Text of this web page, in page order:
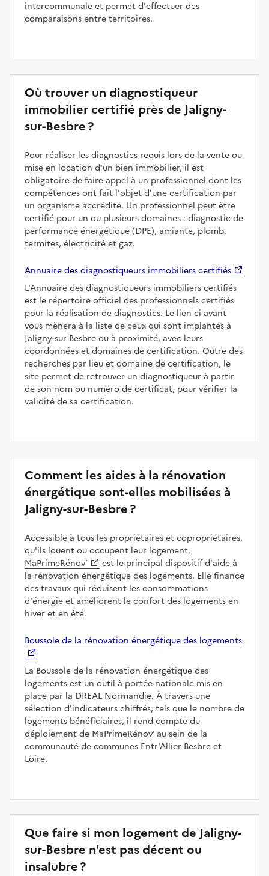
intercommunale et permet d'effectuer des
comparaisons entre territoires.
Où trouver un diagnostiqueur
immobilier certifié près de Jaligny-
sur-Besbre ?
Pour réaliser les diagnostics requis lors de la vente ou
mise en location d'un bien immobilier, il est
obligatoire de faire appel à un professionnel dont les
compétences ont fait l'objet d'une certification par
un organisme accrédité. Un professionnel peut être
certifié pour un ou plusieurs domaines : diagnostic de
performance énergétique (DPE), amiante, plomb,
termites, électricité et gaz.
Annuaire des diagnostiqueurs immobiliers certifiés
L'Annuaire des diagnostiqueurs immobiliers certifiés
est le répertoire officiel des professionnels certifiés
pour la réalisation de diagnostics. Le lien ci-avant
vous mènera à la liste de ceux qui sont implantés à
Jaligny-sur-Besbre ou à proximité, avec leurs
coordonnées et domaines de certification. Outre des
recherches par lieu et domaine de certification, le
site permet de retrouver un diagnostiqueur à partir
de son nom ou numéro de certificat, pour vérifier la
validité de sa certification.
Comment les aides à la rénovation
énergétique sont-elles mobilisées à
Jaligny-sur-Besbre ?
Accessible à tous les propriétaires et copropriétaires,
qu'ils louent ou occupent leur logement,
MaPrimeRénov’
est le principal dispositif d'aide à
la rénovation énergétique des logements. Elle finance
des travaux qui réduisent les consommations
d'énergie et améliorent le confort des logements en
hiver et en été.
Boussole de la rénovation énergétique des logements
La Boussole de la rénovation énergétique des
logements est un outil à portée nationale mis en
place par la DREAL Normandie. À travers une
sélection d'indicateurs chiffrés, tels que le nombre de
logements bénéficiaires, il rend compte du
déploiement de MaPrimeRénov’ au sein de la
communauté de communes Entr'Allier Besbre et
Loire.
Que faire si mon logement de Jaligny-
sur-Besbre n'est pas décent ou
insalubre ?